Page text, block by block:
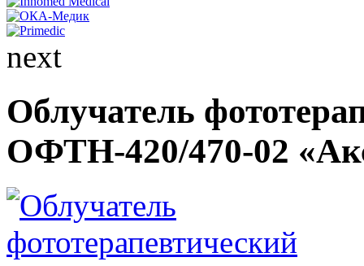
next
Облучатель
ОФТН-420/470-02